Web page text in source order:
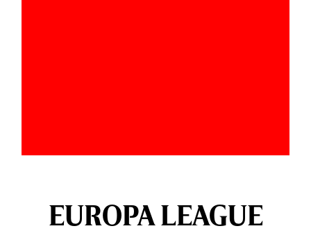
EUROPA LEAGUE